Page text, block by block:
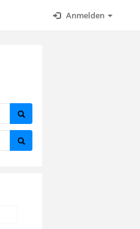
Anmelden